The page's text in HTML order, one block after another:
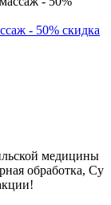
- 50% скидка
медицины
обработка, Су